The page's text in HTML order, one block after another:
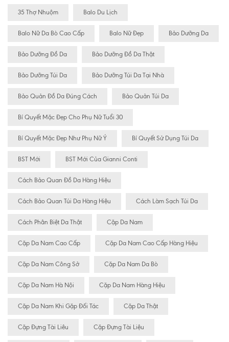
35 Thợ Nhuộm Balo Du Lịch
Balo Nữ Da Bò Cao Cấp Balo Nữ Đẹp Bảo Dưỡng Da
Bảo Dưỡng Đồ Da Bảo Dưỡng Đồ Da Thật
Bảo Dưỡng Túi Da Bảo Dưỡng Túi Da Tại Nhà
Bảo Quản Đồ Da Đúng Cách Bảo Quản Túi Da
Bí Quyết Mặc Đẹp Cho Phụ Nữ Tuổi 30
Bí Quyết Mặc Đẹp Như Phụ Nữ Ý Bí Quyết Sử Dụng Túi Da
BST Mới BST Mới Của Gianni Conti
Cách Bảo Quan Đồ Da Hàng Hiệu
Cách Bảo Quan Túi Da Hàng Hiệu Cách Làm Sạch Túi Da
Cách Phân Biệt Da Thật Cặp Da Nam
Cặp Da Nam Cao Cấp Cặp Da Nam Cao Cấp Hàng Hiệu
Cặp Da Nam Công Sở Cặp Da Nam Da Bò
Cặp Da Nam Hà Nội Cặp Da Nam Hàng Hiệu
Cặp Da Nam Khi Gặp Đối Tác Cặp Da Thật
Cặp Đựng Tài Liêu Cặp Đựng Tài Liệu